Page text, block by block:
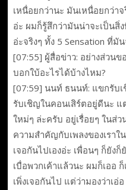
เหนื่อยกว่านะ มันเหนื่อยกว่า
อ่ะ ผมก็รู้สึกว่ามันน่าจะเป็น
อ่ะจริงๆ ทั้ง 5 Sensation ที่มั
[07:55] ผู้สื่อข่าว: อย่างส่วน
บอกใบ้อะไรได้บ้างไหม?
[07:59] นนท์ ธนนท์: แขกรับ
รับเชิญในคอนเสิร์ตอยู่ดีนะ
ใหม่ๆ ล่ะครับ อยู่เรื่อยๆ ในส่
ความสำคัญกับเพลงของเราใ
เจอกันไปเองอ่ะ เพื่อนๆ ก็ยัง
เบื่อพวกเค้าแล้วนะ ผมก็เออ
เพิ่งเจอกันไป แต่ว่ามองว่าเอ่